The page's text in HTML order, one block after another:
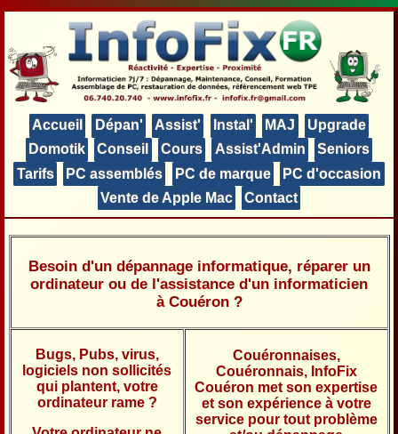
Accueil Dépan' Assist' Instal' MAJ
Upgrade
Domotik
Conseil Cours Assist'Admin
Seniors
Tarifs
PC assemblés PC de marque
PC d'occasion
Vente de Apple Mac
Contact
Besoin d'un dépannage informatique, réparer un
ordinateur ou de l'assistance d'un informaticien
à Couéron ?
Bugs, Pubs, virus,
logiciels non sollicités
qui plantent, votre
ordinateur rame ?
Couéronnaises,
Couéronnais, InfoFix
Couéron met son expertise
et son expérience à votre
service pour tout problème